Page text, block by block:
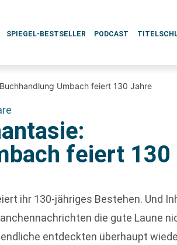
SPIEGEL-BESTSELLER PODCAST
Umbach feiert 130 Jahre
feiert 130
ihr 130-jähriges Bestehen. Und
die gute Laune
entdeckten überhaupt